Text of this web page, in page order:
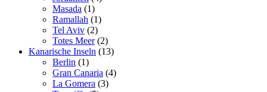
Masada (1)
Ramallah (1)
Tel Aviv (2)
Totes Meer(2)
Kanarische Inseln (13)
Berlin (1)
Gran Canaria (4)
La Gomera (3)